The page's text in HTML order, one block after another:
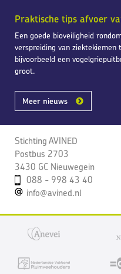
Praktische tips afvoer
Een goede bioveiligheid
verspreiding van ziektekiemen
bijvoorbeeld een
groot.
Meer nieuws
Stichting AVINED
Postbus 2703
3430 GC Nieuwegein
088 - 998 43 40
info@avined.nl